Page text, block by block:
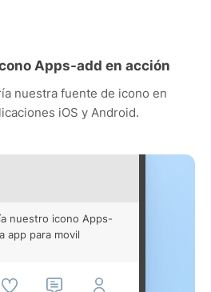
Apps-add en acción
nuestra fuente de icono en
iOS y Android.
nuestro icono Apps-
app para movil